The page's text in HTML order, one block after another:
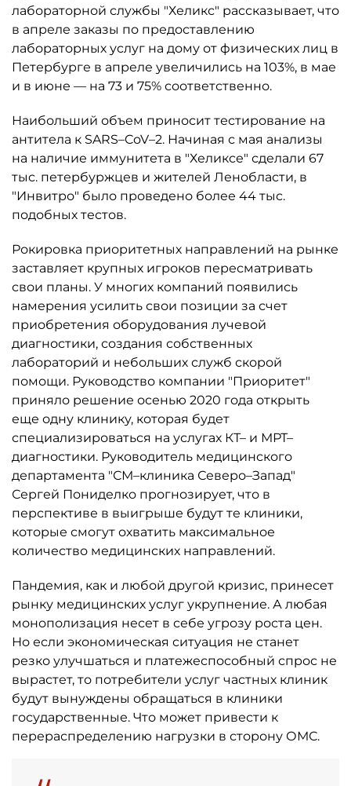
лабораторной службы "Хеликс" рассказывает, что
в апреле заказы по предоставлению
лабораторных услуг на дому от физических лиц в
Петербурге в апреле увеличились на 103%, в мае
и в июне — на 73 и 75% соответственно.
Наибольший объем приносит тестирование на
антитела к SARS–CoV–2. Начиная с мая анализы
на наличие иммунитета в "Хеликсе" сделали 67
тыс. петербуржцев и жителей Ленобласти, в
"Инвитро" было проведено более 44 тыс.
подобных тестов.
Рокировка приоритетных направлений на рынке
заставляет крупных игроков пересматривать
свои планы. У многих компаний появились
намерения усилить свои позиции за счет
приобретения оборудования лучевой
диагностики, создания собственных
лабораторий и небольших служб скорой
помощи. Руководство компании "Приоритет"
приняло решение осенью 2020 года открыть
еще одну клинику, которая будет
специализироваться на услугах КТ– и МРТ–
диагностики. Руководитель медицинского
департамента "СМ–клиника Северо–Запад"
Сергей Пониделко прогнозирует, что в
перспективе в выигрыше будут те клиники,
которые смогут охватить максимальное
количество медицинских направлений.
Пандемия, как и любой другой кризис, принесет
рынку медицинских услуг укрупнение. А любая
монополизация несет в себе угрозу роста цен.
Но если экономическая ситуация не станет
резко улучшаться и платежеспособный спрос не
вырастет, то потребители услуг частных клиник
будут вынуждены обращаться в клиники
государственные. Что может привести к
перераспределению нагрузки в сторону ОМС.